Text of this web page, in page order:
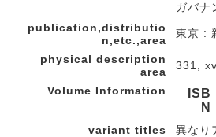
ガバナ
publication,distributio
n,etc.,area
東京 :
physical description
area
331,
Volume Information
ISB
N
variant titles
異なり